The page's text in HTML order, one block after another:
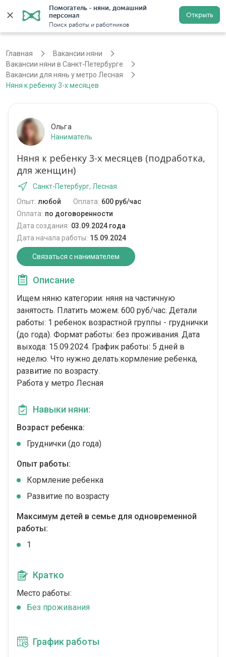
Помогатель - няни, домашний
персонал
Поиск работы и работников
Открыть
Санкт-Петербург Регистрация
Главная
Вакансии няни
Вакансии няни в Санкт-Петербурге
Вакансии для нянь у метро Лесная
Няня к ребенку 3-х месяцев
Ольга
Наниматель
Няня к ребенку 3-х месяцев (подработка,
для женщин)
Санкт-Петербург, Лесная
Опыт: любой Оплата: 600 руб/час
Оплата: по договоренности
Дата создания: 03.09.2024 года
Дата начала работы: 15.09.2024
Связаться с нанимателем
Описание
Ищем няню категории: няня на частичную
занятость. Платить можем: 600 руб/час. Детали
работы: 1 ребенок возрастной группы - груднички
(до года). Формат работы: без проживания. Дата
выхода: 15.09.2024. График работы: 5 дней в
неделю. Что нужно делать:кормление ребенка,
развитие по возрасту.
Работа у метро Лесная
Навыки няни:
Возраст ребенка:
Груднички (до года)
Опыт работы:
Кормление ребенка
Развитие по возрасту
Максимум детей в семье для одновременной
работы:
1
Кратко
Место работы:
Без проживания
График работы